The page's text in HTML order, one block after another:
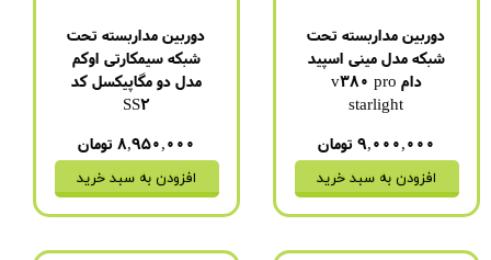
دوربین مداربسته تحت
شبکه مدل مینی اسپید
دام v380 pro
starlight
۹,۰۰۰,۰۰۰ تومان
افزودن به سبد خرید
دوربین مداربسته تحت
شبکه سیمکارتی اوکم
مدل دو مگاپیکسل کد
SS2
۸,۹۵۰,۰۰۰ تومان
افزودن به سبد خرید